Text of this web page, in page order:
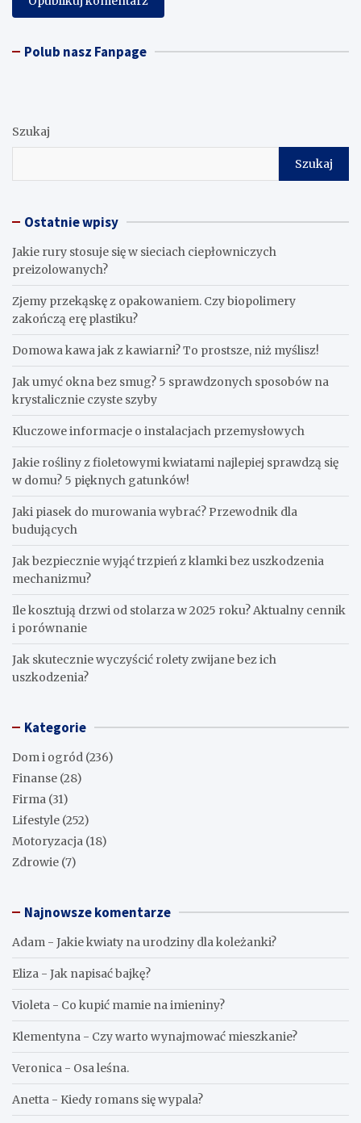
Polub nasz Fanpage
Szukaj
Szukaj
Ostatnie wpisy
Jakie rury stosuje się w sieciach ciepłowniczych
preizolowanych?
Zjemy przekąskę z opakowaniem. Czy biopolimery
zakończą erę plastiku?
​Domowa kawa jak z kawiarni? To prostsze, niż myślisz!
Jak umyć okna bez smug? 5 sprawdzonych sposobów na
krystalicznie czyste szyby
Kluczowe informacje o instalacjach przemysłowych
Jakie rośliny z fioletowymi kwiatami najlepiej sprawdzą się
w domu? 5 pięknych gatunków!
Jaki piasek do murowania wybrać? Przewodnik dla
budujących
Jak bezpiecznie wyjąć trzpień z klamki bez uszkodzenia
mechanizmu?
Ile kosztują drzwi od stolarza w 2025 roku? Aktualny cennik
i porównanie
Jak skutecznie wyczyścić rolety zwijane bez ich
uszkodzenia?
Kategorie
Dom i ogród (236)
Finanse (28)
Firma (31)
Lifestyle (252)
Motoryzacja (18)
Zdrowie (7)
Najnowsze komentarze
Adam - Jakie kwiaty na urodziny dla koleżanki?
Eliza - Jak napisać bajkę?
Violeta - Co kupić mamie na imieniny?
Klementyna - Czy warto wynajmować mieszkanie?
Veronica - Osa leśna.
Anetta - Kiedy romans się wypala?